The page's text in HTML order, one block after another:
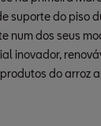
a
de
suporte do piso
num dos seus
inovador,
do arroz